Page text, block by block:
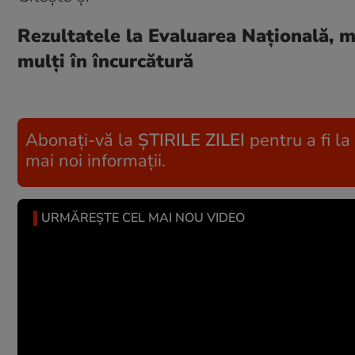
Rezultatele la Evaluarea Națională,
mulți în încurcătură
Abonați-vă la ȘTIRILE ZILEI pentru a fi la
mai noi informații.
URMĂREȘTE CEL MAI NOU VIDEO